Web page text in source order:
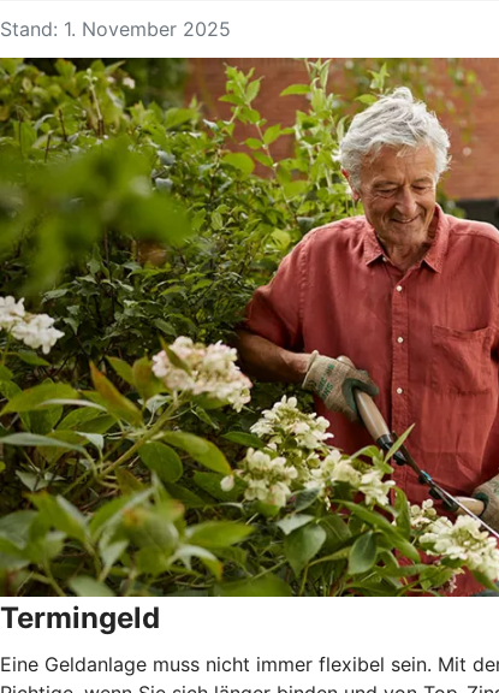
Stand: 1. November 2025
Termingeld
Eine Geldanlage muss nicht immer flexibel sein. Mit